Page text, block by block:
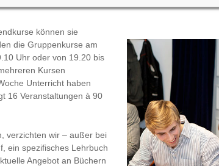
können sie
die Gruppenkurse am
Uhr oder von 19.20 bis
Kursen
Unterricht haben
16 Veranstaltungen à 90
verzichten wir – außer bei
ein spezifisches Lehrbuch
Angebot an Büchern